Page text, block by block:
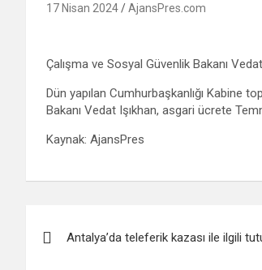
17 Nisan 2024 AjansPres.com
Çalışma ve Sosyal Güvenlik Bakanı
Dün yapılan Cumhurbaşkanlığı Kabine
Bakanı Vedat Işıkhan, asgari ücrete
Kaynak: AjansPres
gezinmesi
Antalya’da teleferik kazası ile ilgili